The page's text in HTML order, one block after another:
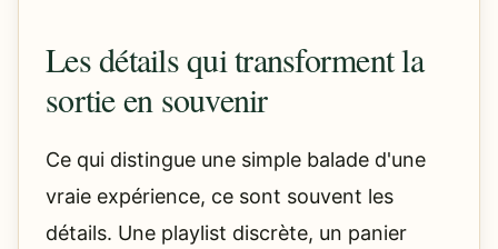
Les détails qui transforment la
sortie en souvenir
Ce qui distingue une simple balade d'une
vraie expérience, ce sont souvent les
détails. Une playlist discrète, un panier